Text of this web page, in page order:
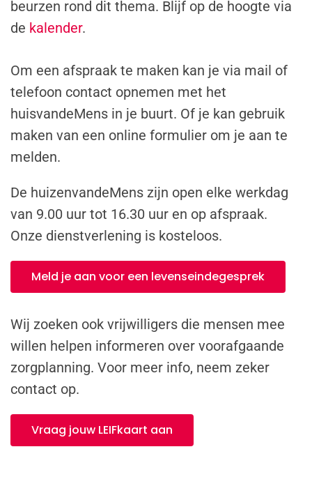
beurzen rond dit thema. Blijf op de hoogte via
de kalender.
Om een afspraak te maken kan je via mail of
telefoon contact opnemen met het
huisvandeMens in je buurt. Of je kan gebruik
maken van een online formulier om je aan te
melden.
De huizenvandeMens zijn open elke werkdag
van 9.00 uur tot 16.30 uur en op afspraak.
Onze dienstverlening is kosteloos.
Meld je aan voor een levenseindegesprek
Wij zoeken ook vrijwilligers die mensen mee
willen helpen informeren over voorafgaande
zorgplanning. Voor meer info, neem zeker
contact op.
Vraag jouw LEIFkaart aan